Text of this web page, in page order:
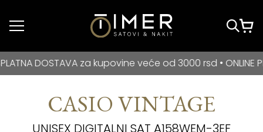
Idi do glavnog
BESPLATNA DOSTAVA za kupovine veće od 3000 rsd •
DOSTAVA za kupovine veće od 3000 rsd • ONLINE
CASIO VINTAGE
UNISEX DIGITALNI SAT A158WEM-3EF